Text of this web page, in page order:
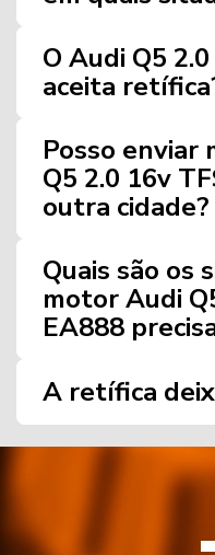
O Audi Q5
aceita
Posso enviar
Q5 2.0 16v
outra cidade?
Quais são os
motor Audi
EA888
A retífica